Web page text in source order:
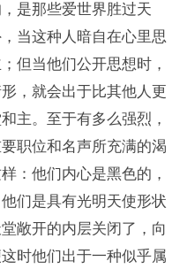
是那些爱世界胜过天
当这种人暗自在心里思
但当他们公开思想时，
，就会出于比其他人更
主。至于有多么强烈，
职位和名声所充满的渴
：他们内心是黑色的，
们是具有光明天使形状
敞开的内层关闭了，向
时他们出于一种似乎属